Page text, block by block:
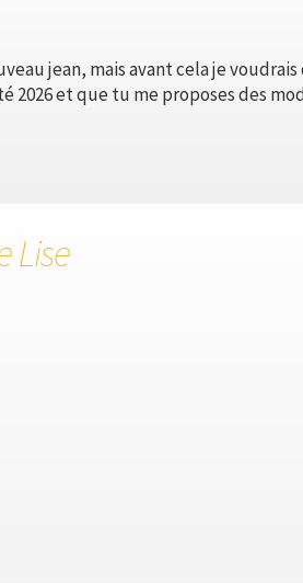
jean, mais avant cela je
2026 et que tu me proposes des
Lise